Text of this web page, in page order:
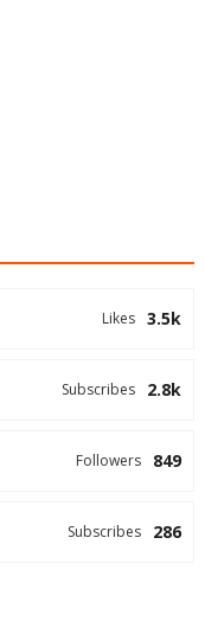
3.5k
Likes
2.8k
Subscribes
849
Followers
286
Subscribes